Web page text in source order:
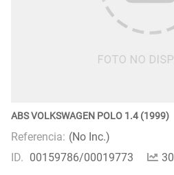
ABS VOLKSWAGEN POLO 1.4 (1999)
Referencia: (No Inc.)
ID. 00159786/00019773 30